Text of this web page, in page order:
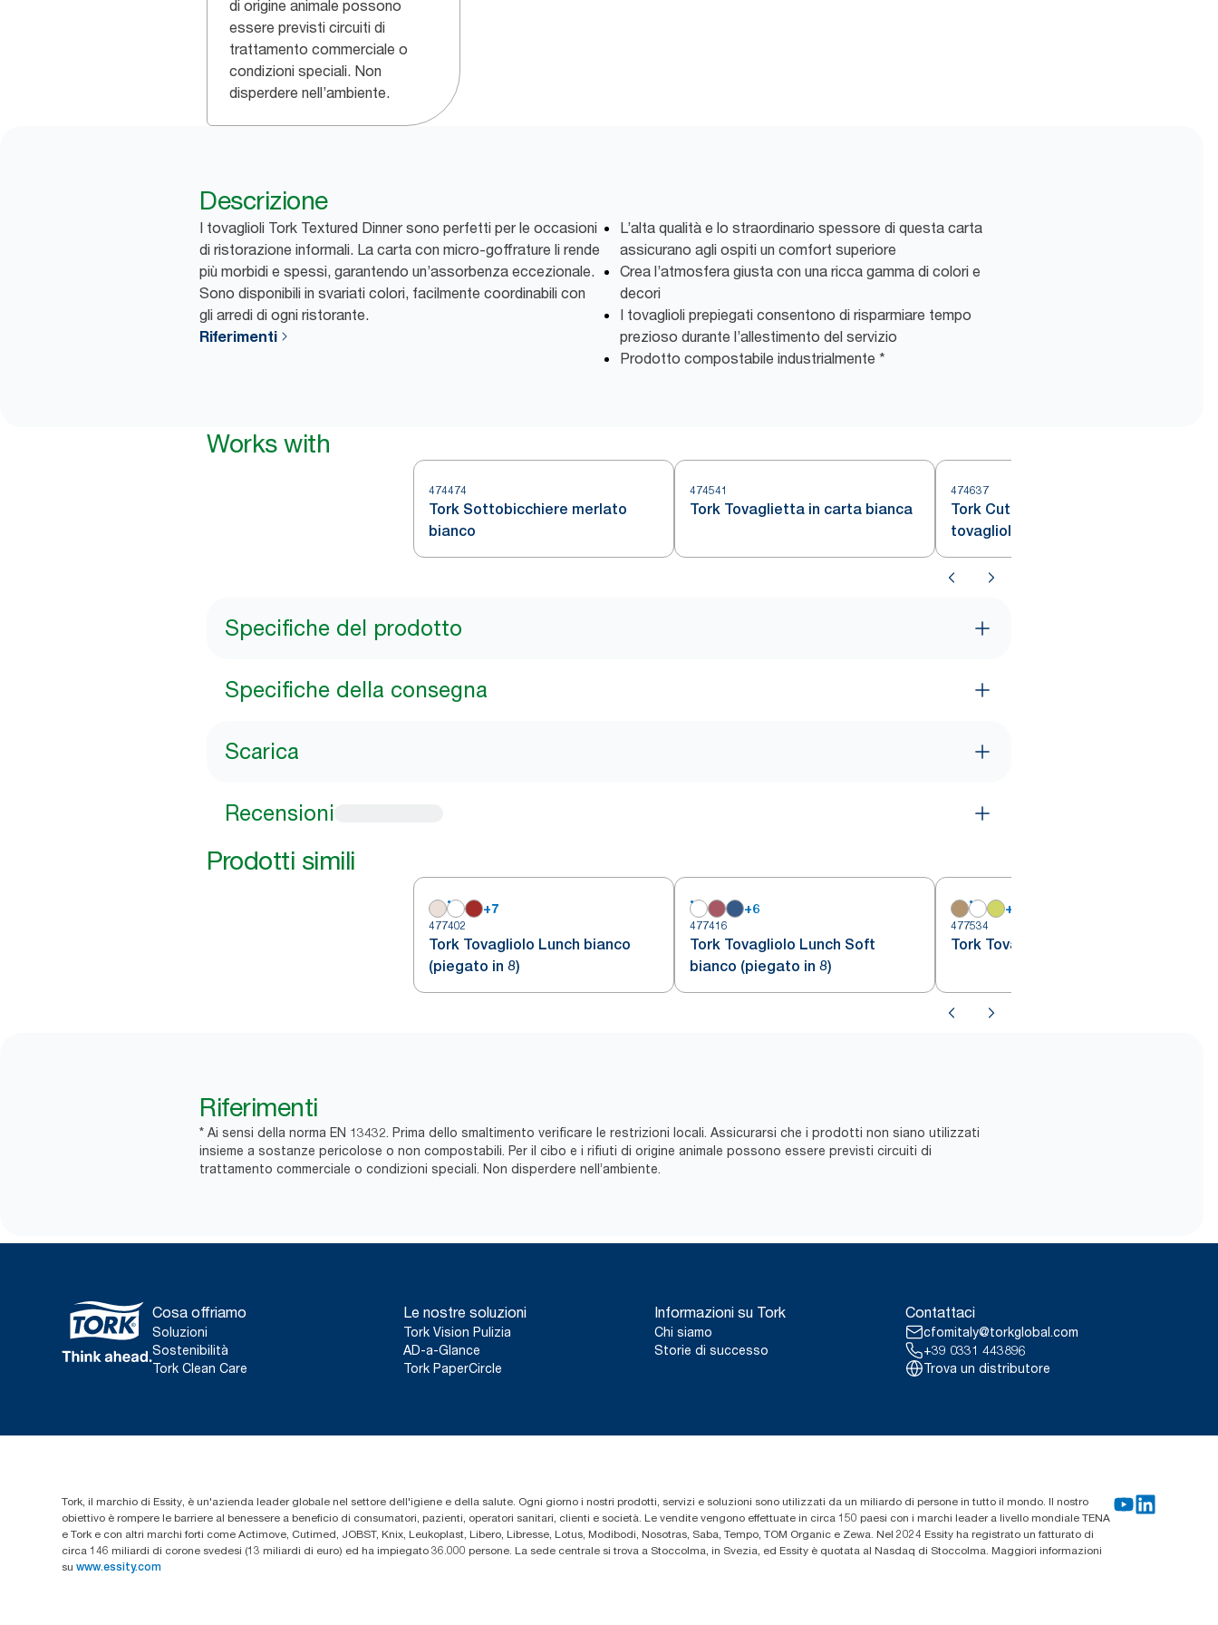
di origine animale possono
essere previsti ​circuiti di
trattamento commerciale o
condizioni speciali. Non
disperdere nell’ambiente.
Descrizione
I tovaglioli Tork Textured Dinner sono perfetti per le occasioni
di ristorazione informali. La carta con micro-goffrature li rende
più morbidi e spessi, garantendo un’assorbenza eccezionale.
Sono disponibili in svariati colori, facilmente coordinabili con
gli arredi di ogni ristorante.
Riferimenti
L’alta qualità e lo straordinario spessore di questa carta
assicurano agli ospiti un comfort superiore
Crea l’atmosfera giusta con una ricca gamma di colori e
decori
I tovaglioli prepiegati consentono di risparmiare tempo
prezioso durante l’allestimento del servizio
Prodotto compostabile industrialmente *
Works with
474474
Tork Sottobicchiere merlato
bianco
474541
Tork Tovaglietta in carta bianca
474637
Tork Cutlery Bag Natural con
tovagliolo bianco
Specifiche del prodotto
Specifiche della consegna
Scarica
Recensioni
Prodotti simili
+7
477402
Tork Tovagliolo Lunch bianco
(piegato in 8)
+6
477416
Tork Tovagliolo Lunch Soft
bianco (piegato in 8)
+
477534
Tork Tovagliolo Cocktail bianco
Riferimenti
* Ai sensi della norma EN 13432. Prima dello smaltimento verificare le restrizioni locali. Assicurarsi che i prodotti non siano utilizzati
insieme a sostanze pericolose o non compostabili. Per il cibo e i rifiuti di origine animale possono essere previsti ​circuiti di
trattamento commerciale o condizioni speciali. Non disperdere nell’ambiente.
Cosa offriamo
Soluzioni
Sostenibilità
Tork Clean Care
Le nostre soluzioni
Tork Vision Pulizia
AD-a-Glance
Tork PaperCircle
Informazioni su Tork
Chi siamo
Storie di successo
Contattaci
cfomitaly@torkglobal.com
+39 0331 443896
Trova un distributore
Tork, il marchio di Essity, è un'azienda leader globale nel settore dell'igiene e della salute. Ogni giorno i nostri prodotti, servizi e soluzioni sono utilizzati da un miliardo di persone in tutto il mondo. Il nostro
obiettivo è rompere le barriere al benessere a beneficio di consumatori, pazienti, operatori sanitari, clienti e società. Le vendite vengono effettuate in circa 150 paesi con i marchi leader a livello mondiale TENA
e Tork e con altri marchi forti come Actimove, Cutimed, JOBST, Knix, Leukoplast, Libero, Libresse, Lotus, Modibodi, Nosotras, Saba, Tempo, TOM Organic e Zewa. Nel 2024 Essity ha registrato un fatturato di
circa 146 miliardi di corone svedesi (13 miliardi di euro) ed ha impiegato 36.000 persone. La sede centrale si trova a Stoccolma, in Svezia, ed Essity è quotata al Nasdaq di Stoccolma. Maggiori informazioni
su www.essity.com